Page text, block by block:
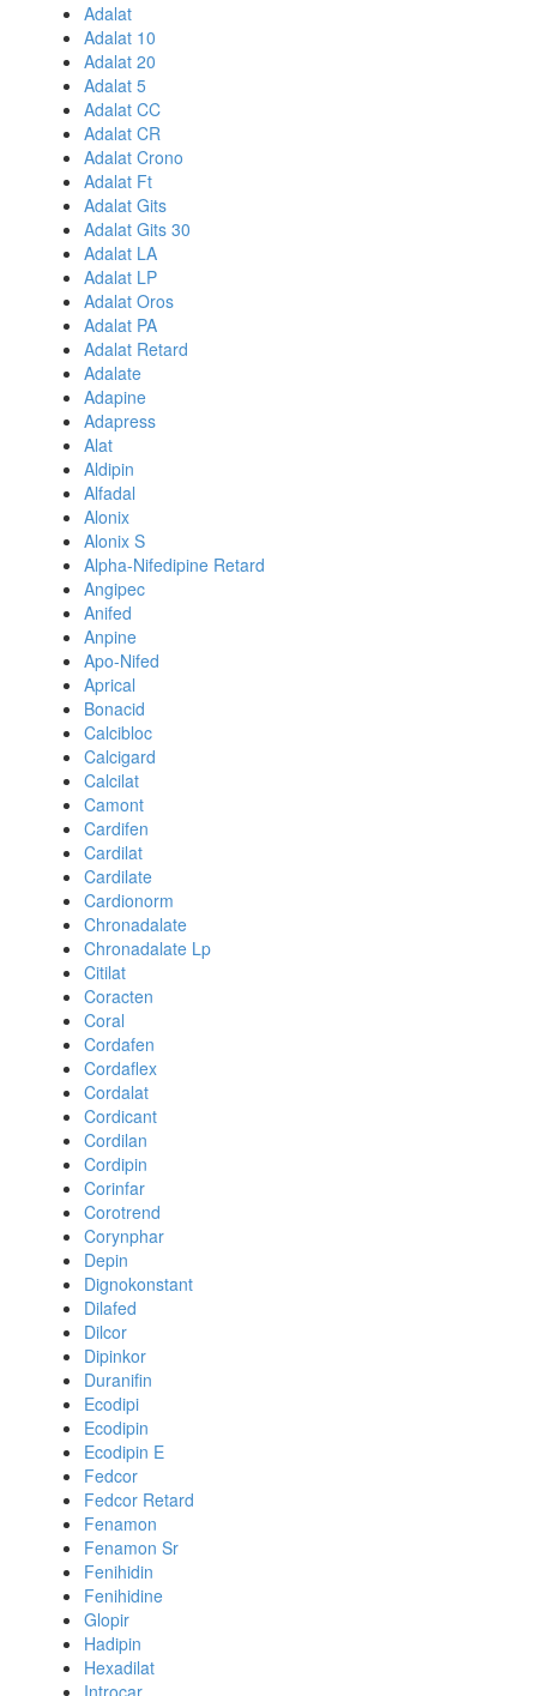
Adalat
Adalat 10
Adalat 20
Adalat 5
Adalat CC
Adalat CR
Adalat Crono
Adalat Ft
Adalat Gits
Adalat Gits 30
Adalat LA
Adalat LP
Adalat Oros
Adalat PA
Adalat Retard
Adalate
Adapine
Adapress
Alat
Aldipin
Alfadal
Alonix
Alonix S
Alpha-Nifedipine Retard
Angipec
Anifed
Anpine
Apo-Nifed
Aprical
Bonacid
Calcibloc
Calcigard
Calcilat
Camont
Cardifen
Cardilat
Cardilate
Cardionorm
Chronadalate
Chronadalate Lp
Citilat
Coracten
Coral
Cordafen
Cordaflex
Cordalat
Cordicant
Cordilan
Cordipin
Corinfar
Corotrend
Corynphar
Depin
Dignokonstant
Dilafed
Dilcor
Dipinkor
Duranifin
Ecodipi
Ecodipin
Ecodipin E
Fedcor
Fedcor Retard
Fenamon
Fenamon Sr
Fenihidin
Fenihidine
Glopir
Hadipin
Hexadilat
Introcar